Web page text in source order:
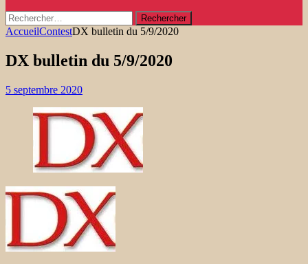
Rechercher :
AccueilContestDX bulletin du 5/9/2020
DX bulletin du 5/9/2020
5 septembre 2020